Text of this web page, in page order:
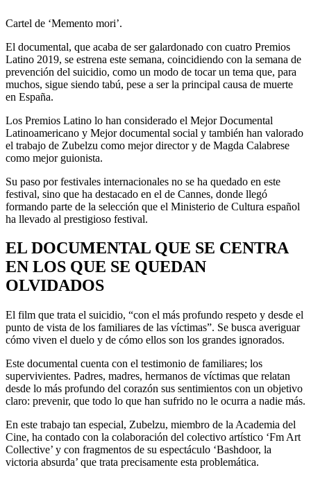
Cartel de ‘Memento mori’.
El documental, que acaba de ser galardonado con cuatro Premios
Latino 2019, se estrena este semana, coincidiendo con la semana de
prevención del suicidio, como un modo de tocar un tema que, para
muchos, sigue siendo tabú, pese a ser la principal causa de muerte
en España.
Los Premios Latino lo han considerado el Mejor Documental
Latinoamericano y Mejor documental social y también han valorado
el trabajo de Zubelzu como mejor director y de Magda Calabrese
como mejor guionista.
Su paso por festivales internacionales no se ha quedado en este
festival, sino que ha destacado en el de Cannes, donde llegó
formando parte de la selección que el Ministerio de Cultura español
ha llevado al prestigioso festival.
EL DOCUMENTAL QUE SE CENTRA
EN LOS QUE SE QUEDAN
OLVIDADOS
El film que trata el suicidio, “con el más profundo respeto y desde el
punto de vista de los familiares de las víctimas”. Se busca averiguar
cómo viven el duelo y de cómo ellos son los grandes ignorados.
Este documental cuenta con el testimonio de familiares; los
supervivientes. Padres, madres, hermanos de víctimas que relatan
desde lo más profundo del corazón sus sentimientos con un objetivo
claro: prevenir, que todo lo que han sufrido no le ocurra a nadie más.
En este trabajo tan especial, Zubelzu, miembro de la Academia del
Cine, ha contado con la colaboración del colectivo artístico ‘Fm Art
Collective’ y con fragmentos de su espectáculo ‘Bashdoor, la
victoria absurda’ que trata precisamente esta problemática.